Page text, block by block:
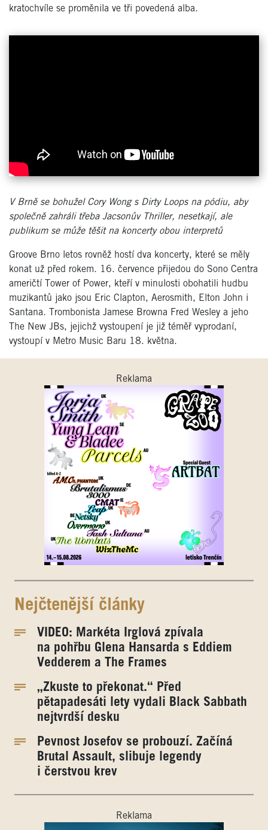
kratochvíle se proměnila ve tři povedená alba.
V Brně se bohužel Cory Wong s Dirty Loops na pódiu, aby
společně zahráli třeba Jacsonův Thriller, nesetkají, ale
publikum se může těšit na koncerty obou interpretů
Groove Brno letos rovněž hostí dva koncerty, které se měly
konat už před rokem. 16. července přijedou do Sono Centra
američtí Tower of Power, kteří v minulosti obohatili hudbu
muzikantů jako jsou Eric Clapton, Aerosmith, Elton John i
Santana. Trombonista Jamese Browna Fred Wesley a jeho
The New JBs, jejichž vystoupení je již téměř vyprodaní,
vystoupí v Metro Music Baru 18. května.
Reklama
Nejčtenější články
VIDEO: Markéta Irglová zpívala
na pohřbu Glena Hansarda s Eddiem
Vedderem a The Frames
„Zkuste to překonat.“ Před
pětapadesáti lety vydali Black Sabbath
nejtvrdší desku
Pevnost Josefov se probouzí. Začíná
Brutal Assault, slibuje legendy
i čerstvou krev
Reklama